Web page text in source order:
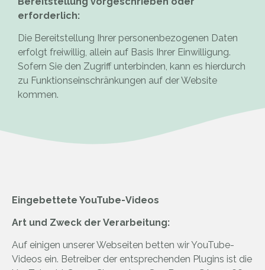
erforderlich:
Die Bereitstellung Ihrer personenbezogenen Daten
erfolgt freiwillig, allein auf Basis Ihrer Einwilligung.
Sofern Sie den Zugriff unterbinden, kann es hierdurch
zu Funktionseinschränkungen auf der Website
kommen.
Eingebettete YouTube-Videos
Art und Zweck der Verarbeitung:
Auf einigen unserer Webseiten betten wir YouTube-
Videos ein. Betreiber der entsprechenden Plugins ist die